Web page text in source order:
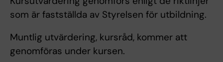
som är fastställda av Styrelsen för utbildning.
Muntlig utvärdering, kursråd, kommer att
genomföras under kursen.